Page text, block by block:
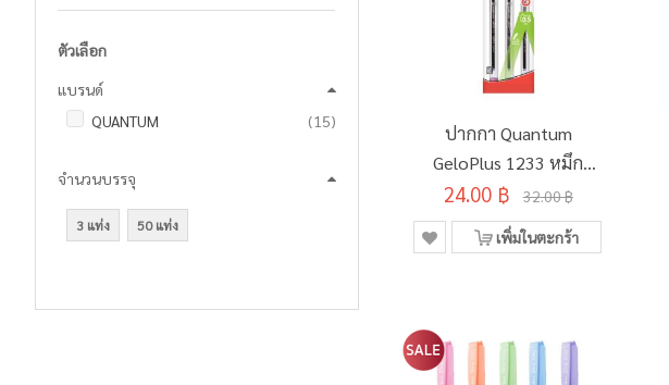
ปากกา Quantum
GeloPlus 1233 หมึก
น้ำเงิน (คละสี) แพ็ค 3
แท่ง
24.00 ฿ 32.00 ฿
เพิ่มในตะกร้า
ตัวเลือก
แบรนด์
QUANTUM
15รายการ
จำนวนบรรจุ
3 แท่ง 50 แท่ง